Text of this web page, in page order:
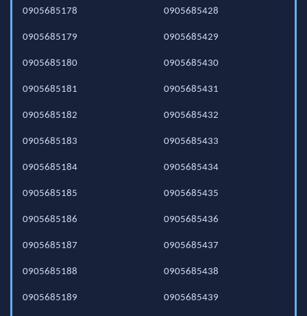
0905685178
0905685179
0905685180
0905685181
0905685182
0905685183
0905685184
0905685185
0905685186
0905685187
0905685188
0905685189
0905685428
0905685429
0905685430
0905685431
0905685432
0905685433
0905685434
0905685435
0905685436
0905685437
0905685438
0905685439